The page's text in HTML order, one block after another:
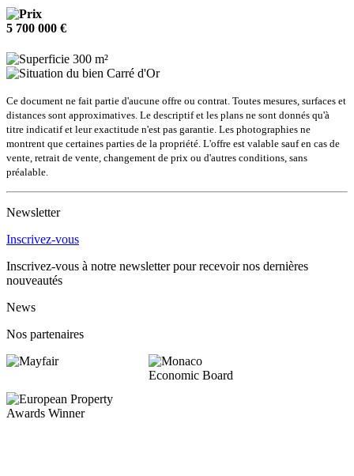
5 700 000 €
300 m²
Carré d'Or
Ce document ne fait partie d'aucune offre ou contrat. Toutes mesures, surfaces et
distances sont approximatives. Le descriptif et les plans ne sont donnés qu'à
titre indicatif et leur exactitude n'est pas garantie. Les photographies ne
montrent que certaines parties de la propriété. L'offre est valable sauf en cas de
vente, retrait de vente, changement de prix ou d'autres conditions, sans
préalable.
Newsletter
Inscrivez-vous
Inscrivez-vous à notre newsletter pour recevoir nos dernières
nouveautés
News
Nos partenaires